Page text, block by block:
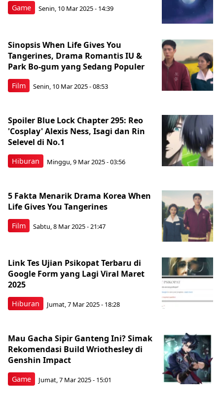
Game Senin, 10 Mar 2025 - 14:39
Film
Sinopsis When Life Gives You
Tangerines, Drama Romantis IU &
Park Bo-gum yang Sedang Populer
Senin, 10 Mar 2025 - 08:53
Hiburan
Spoiler Blue Lock Chapter 295: Reo
'Cosplay' Alexis Ness, Isagi dan Rin
Selevel di No.1
Minggu, 9 Mar 2025 - 03:56
Film
5 Fakta Menarik Drama Korea When
Life Gives You Tangerines
Sabtu, 8 Mar 2025 - 21:47
Hiburan
Link Tes Ujian Psikopat Terbaru di
Google Form yang Lagi Viral Maret
2025
Jumat, 7 Mar 2025 - 18:28
Game
Mau Gacha Sipir Ganteng Ini? Simak
Rekomendasi Build Wriothesley di
Genshin Impact
Jumat, 7 Mar 2025 - 15:01